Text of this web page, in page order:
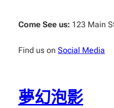
Come See us: 123 Main
Find us on Social Media
夢幻泡影